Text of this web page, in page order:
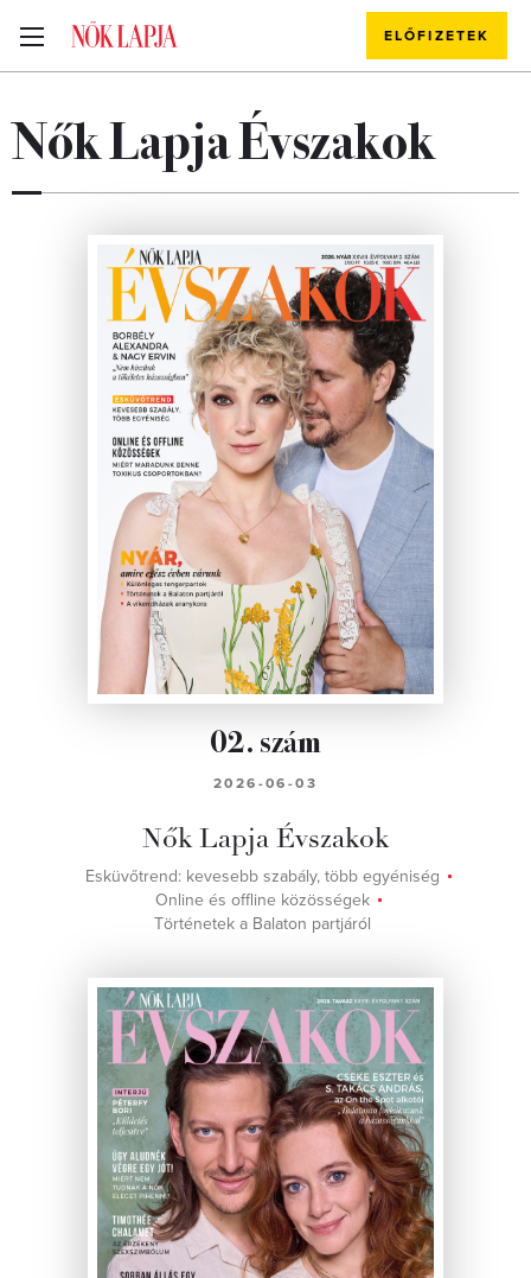
ELŐFIZETEK
Nők Lapja Évszakok
02. szám
2026-06-03
Nők Lapja Évszakok
Esküvőtrend: kevesebb szabály, több egyéniség
Online és offline közösségek
Történetek a Balaton partjáról